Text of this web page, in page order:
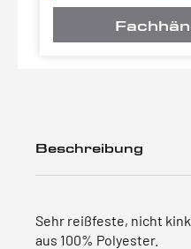
Beschreibung
Sehr reißfeste, nicht
aus 100% Polyester.